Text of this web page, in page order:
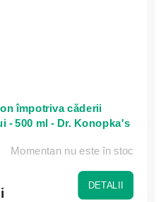
împotriva căderii
- 500 ml - Dr. Konopka's
Momentan nu este în stoc
DETALII